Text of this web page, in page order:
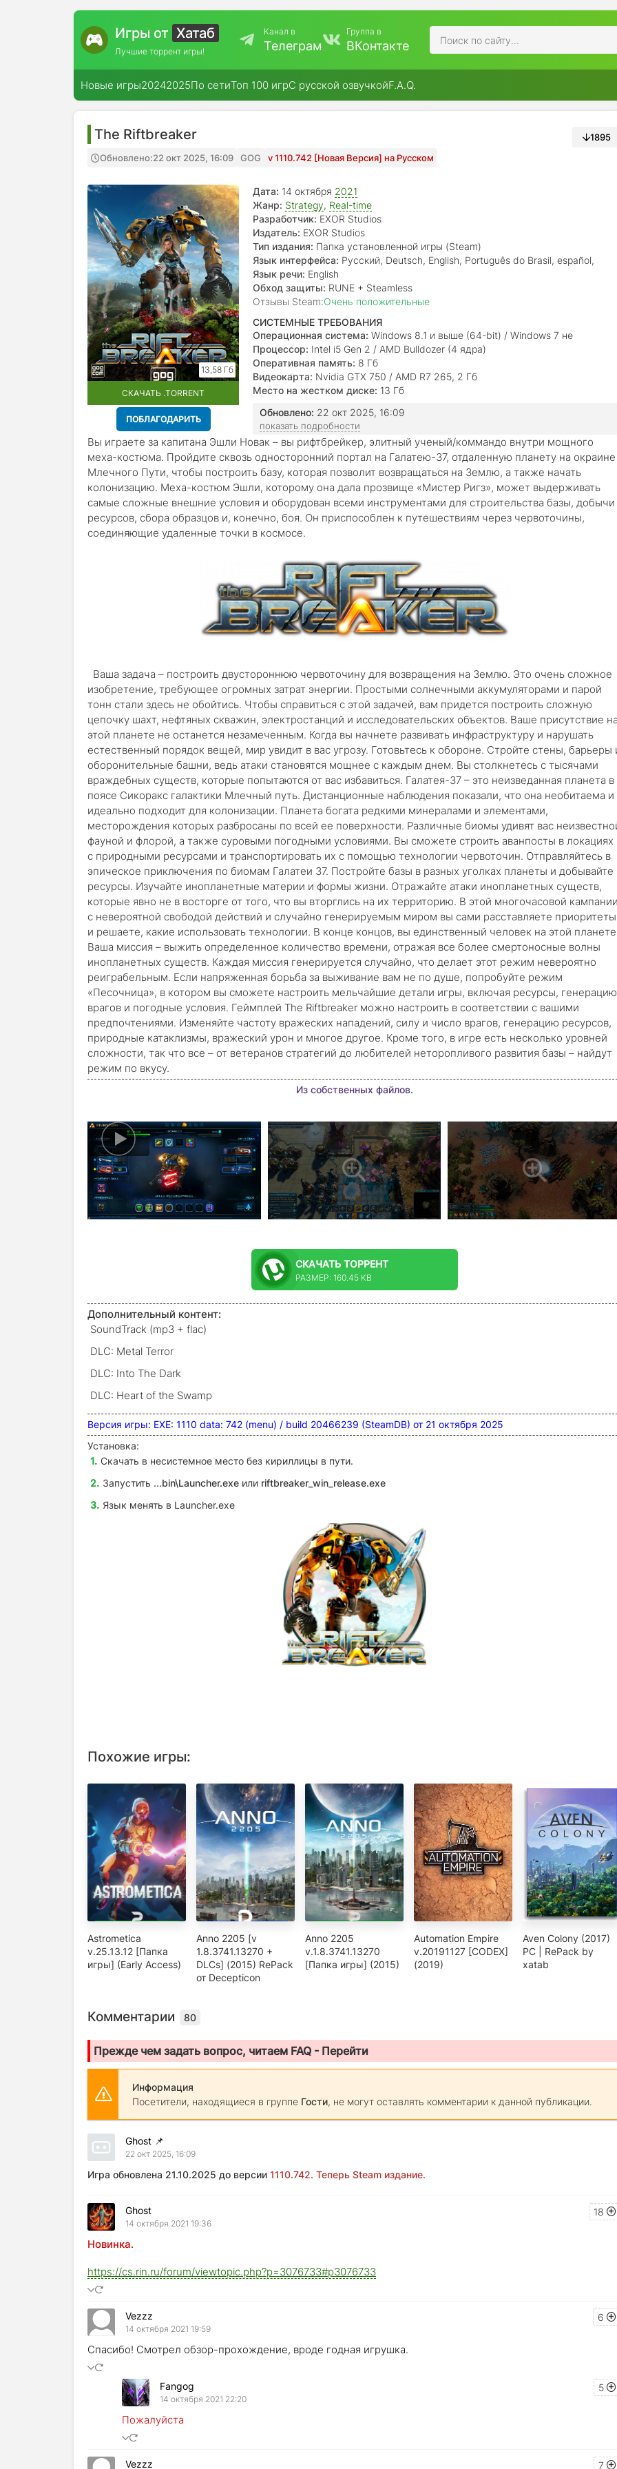
Игры от Хатаб
Лучшие торрент игры!
Канал в
Телеграм
Группа в
ВКонтакте
Новые игры20242025По сетиТоп 100 игрС русской озвучкойF.A.Q.
The Riftbreaker
Обновлено:22 окт 2025, 16:09 GOG v 1110.742 [Новая Версия] на Русском
1895
13,58 Гб
СКАЧАТЬ .TORRENT
ПОБЛАГОДАРИТЬ
Дата: 14 октября 2021
Жанр: Strategy, Real-time
Разработчик: EXOR Studios
Издатель: EXOR Studios
Тип издания: Папка установленной игры (Steam)
Язык интерфейса: Русский, Deutsch, English, Português do Brasil, español,
français, polski, 中文(简体), 中文(繁體), 日本語, 한국어
Язык речи: English
Обход защиты: RUNE + Steamless
Отзывы Steam:Очень положительные
СИСТЕМНЫЕ ТРЕБОВАНИЯ
Операционная система: Windows 8.1 и выше (64-bit) / Windows 7 не
поддерживается
Процессор: Intel i5 Gen 2 / AMD Bulldozer (4 ядра)
Оперативная память: 8 Гб
Видеокарта: Nvidia GTX 750 / AMD R7 265, 2 Гб
Место на жестком диске: 13 Гб
Обновлено: 22 окт 2025, 16:09
показать подробности
Вы играете за капитана Эшли Новак – вы рифтбрейкер, элитный ученый/коммандо внутри мощного
меха-костюма. Пройдите сквозь односторонний портал на Галатею-37, отдаленную планету на окраине
Млечного Пути, чтобы построить базу, которая позволит возвращаться на Землю, а также начать
колонизацию. Меха-костюм Эшли, которому она дала прозвище «Мистер Ригз», может выдерживать
самые сложные внешние условия и оборудован всеми инструментами для строительства базы, добычи
ресурсов, сбора образцов и, конечно, боя. Он приспособлен к путешествиям через червоточины,
соединяющие удаленные точки в космосе.
Ваша задача – построить двустороннюю червоточину для возвращения на Землю. Это очень сложное
изобретение, требующее огромных затрат энергии. Простыми солнечными аккумуляторами и парой
тонн стали здесь не обойтись. Чтобы справиться с этой задачей, вам придется построить сложную
цепочку шахт, нефтяных скважин, электростанций и исследовательских объектов. Ваше присутствие на
этой планете не останется незамеченным. Когда вы начнете развивать инфраструктуру и нарушать
естественный порядок вещей, мир увидит в вас угрозу. Готовьтесь к обороне. Стройте стены, барьеры
оборонительные башни, ведь атаки становятся мощнее с каждым днем. Вы столкнетесь с тысячами
враждебных существ, которые попытаются от вас избавиться. Галатея-37 – это неизведанная планета в
поясе Сикоракс галактики Млечный путь. Дистанционные наблюдения показали, что она необитаема и
идеально подходит для колонизации. Планета богата редкими минералами и элементами,
месторождения которых разбросаны по всей ее поверхности. Различные биомы удивят вас
фауной и флорой, а также суровыми погодными условиями. Вы сможете строить аванпосты в локациях
с природными ресурсами и транспортировать их с помощью технологии червоточин. Отправляйтесь в
эпическое приключения по биомам Галатеи 37. Постройте базы в разных уголках планеты и добывайте
ресурсы. Изучайте инопланетные материи и формы жизни. Отражайте атаки инопланетных существ,
которые явно не в восторге от того, что вы вторглись на их территорию. В этой многочасовой кампании
с невероятной свободой действий и случайно генерируемым миром вы сами расставляете приоритеты
и решаете, какие использовать технологии. В конце концов, вы единственный человек на этой
Ваша миссия – выжить определенное количество времени, отражая все более смертоносные волны
инопланетных существ. Каждая миссия генерируется случайно, что делает этот режим невероятно
реиграбельным. Если напряженная борьба за выживание вам не по душе, попробуйте режим
«Песочница», в котором вы сможете настроить мельчайшие детали игры, включая ресурсы, генерацию
врагов и погодные условия. Геймплей The Riftbreaker можно настроить в соответствии с вашими
предпочтениями. Изменяйте частоту вражеских нападений, силу и число врагов, генерацию ресурсов,
природные катаклизмы, вражеский урон и многое другое. Кроме того, в игре есть несколько уровней
сложности, так что все – от ветеранов стратегий до любителей неторопливого развития базы – найдут
режим по вкусу.
Из собственных файлов.
СКАЧАТЬ ТОРРЕНТ
РАЗМЕР: 160.45 KB
Дополнительный контент:
SoundTrack (mp3 + flac)
DLC: Metal Terror
DLC: Into The Dark
DLC: Heart of the Swamp
Версия игры: EXE: 1110 dаta: 742 (menu) / build 20466239 (SteamDB) от 21 октября 2025
Установка:
Скачать в несистемное место без кириллицы в пути.
Запустить ...bin\Launcher.exe или riftbreaker_win_release.exe
Язык менять в Launcher.exe
Похожие игры:
Astrometica
v.25.13.12 [Папка
игры] (Early Access)
Anno 2205 [v
1.8.3741.13270 +
DLCs] (2015) RePack
от Decepticon
Anno 2205
v.1.8.3741.13270
[Папка игры] (2015)
Automation Empire
v.20191127 [CODEX]
(2019)
Aven Colony (2017)
PC | RePack by
xatab
Комментарии 80
Прежде чем задать вопрос, читаем FAQ - Перейти
Информация
Посетители, находящиеся в группе Гости, не могут оставлять комментарии к данной публикации.
Ghost 📌
22 окт 2025, 16:09
Игра обновлена 21.10.2025 до версии 1110.742. Теперь Steam издание.
18
Ghost
14 октября 2021 19:36
Новинка.
https://cs.rin.ru/forum/viewtopic.php?p=3076733#p3076733
6
Vezzz
14 октября 2021 19:59
Спасибо! Смотрел обзор-прохождение, вроде годная игрушка.
5
Fangog
14 октября 2021 22:20
Пожалуйста
7
Vezzz